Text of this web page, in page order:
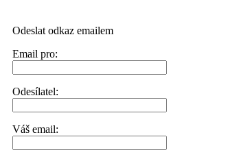
Odeslat odkaz emailem
Email pro:
Odesílatel:
Váš email: